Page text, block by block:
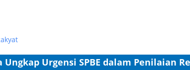
Ungkap Urgensi SPBE dalam Penilaian